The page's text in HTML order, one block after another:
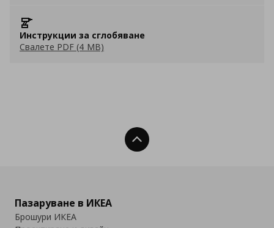
Инструкции за сглобяване
Свалете PDF (4 MB)
Нагоре
Пазаруване в ИКЕА
Брошури ИКЕА